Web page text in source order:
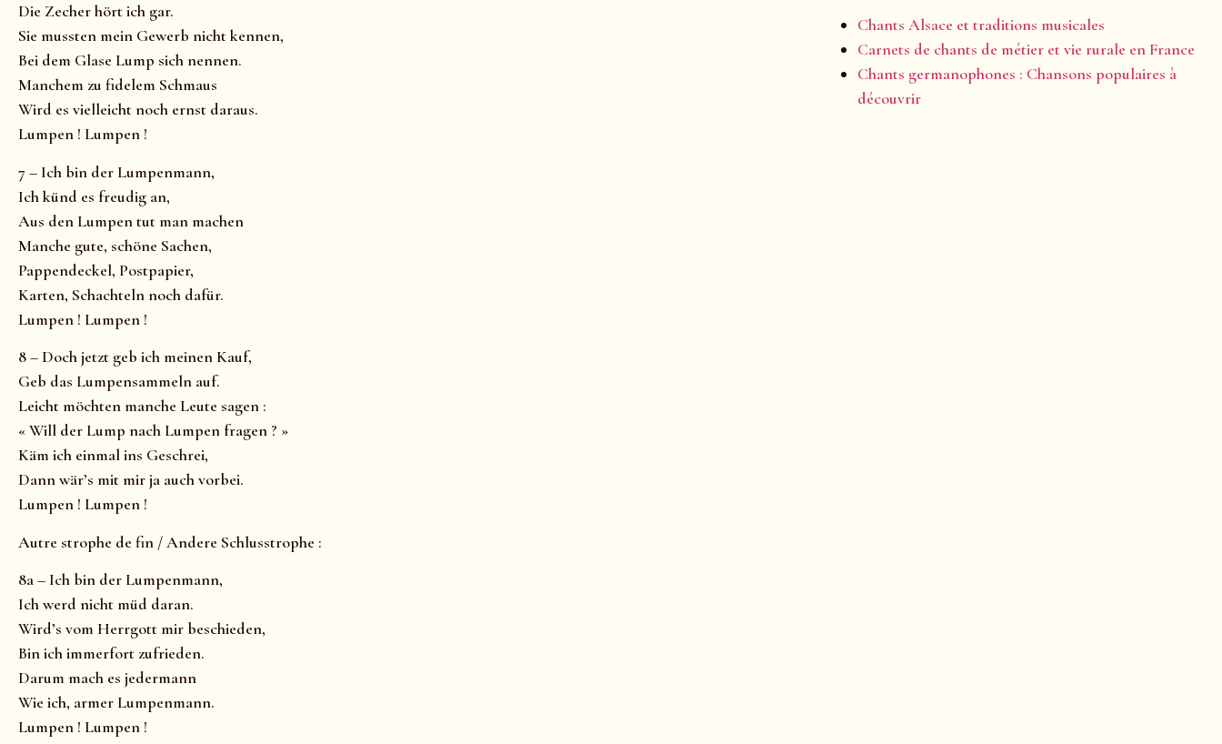
Die Zecher hört ich gar.
Sie mussten mein Gewerb nicht kennen,
Bei dem Glase Lump sich nennen.
Manchem zu fidelem Schmaus
Wird es vielleicht noch ernst daraus.
Lumpen ! Lumpen !
7 – Ich bin der Lumpenmann,
Ich künd es freudig an,
Aus den Lumpen tut man machen
Manche gute, schöne Sachen,
Pappendeckel, Postpapier,
Karten, Schachteln noch dafür.
Lumpen ! Lumpen !
8 – Doch jetzt geb ich meinen Kauf,
Geb das Lumpensammeln auf.
Leicht möchten manche Leute sagen :
« Will der Lump nach Lumpen fragen ? »
Käm ich einmal ins Geschrei,
Dann wär’s mit mir ja auch vorbei.
Lumpen ! Lumpen !
Autre strophe de fin / Andere Schlusstrophe :
8a – Ich bin der Lumpenmann,
Ich werd nicht müd daran.
Wird’s vom Herrgott mir beschieden,
Bin ich immerfort zufrieden.
Darum mach es jedermann
Wie ich, armer Lumpenmann.
Lumpen ! Lumpen !
Chants Alsace et traditions musicales
Carnets de chants de métier et vie rurale en France
Chants germanophones : Chansons populaires à
découvrir